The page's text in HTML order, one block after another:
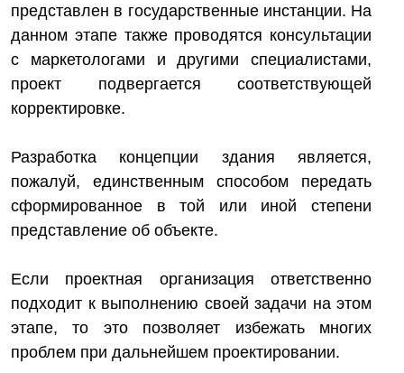
представлен в государственные инстанции. На
данном этапе также проводятся консультации
с маркетологами и другими специалистами,
проект подвергается соответствующей
корректировке.
Разработка концепции здания является,
пожалуй, единственным способом передать
сформированное в той или иной степени
представление об объекте.
Если проектная организация ответственно
подходит к выполнению своей задачи на этом
этапе, то это позволяет избежать многих
проблем при дальнейшем проектировании.